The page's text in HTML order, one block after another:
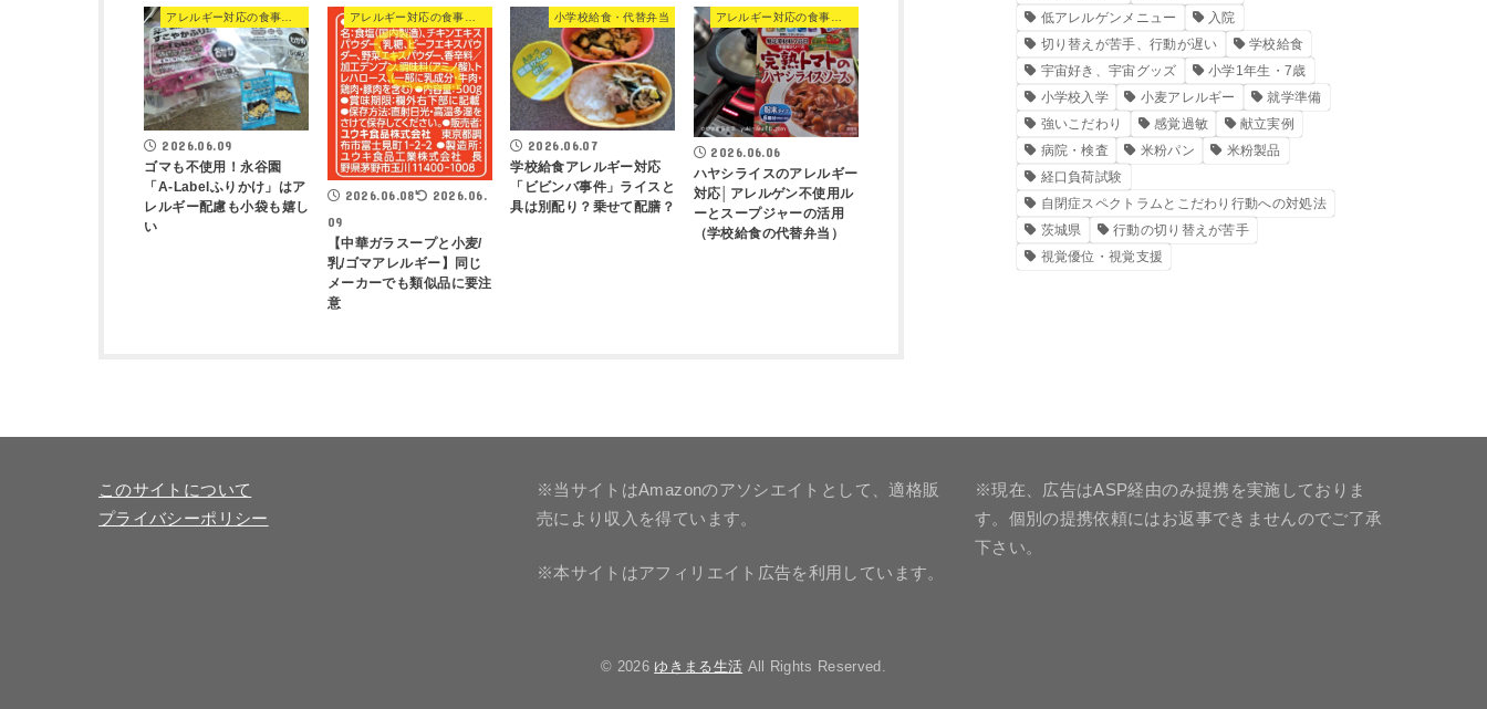
2026.06.09
ゴマも不使用！永谷園
「A-Labelふりかけ」はア
レルギー配慮も小袋も嬉し
い
2026.06.08
2026.06.
09
【中華ガラスープと小麦/
乳/ゴマアレルギー】同じ
メーカーでも類似品に要注
意
小学校給食・代替弁当
2026.06.07
学校給食アレルギー対応
「ビビンバ事件」ライスと
具は別配り？乗せて配膳？
2026.06.06
ハヤシライスのアレルギー
対応│アレルゲン不使用ル
ーとスープジャーの活用
（学校給食の代替弁当）
低アレルゲンメニュー
入院
切り替えが苦手、行動が遅い
学校給食
宇宙好き、宇宙グッズ
小学1年生・7歳
小学校入学
小麦アレルギー
就学準備
強いこだわり
感覚過敏
献立実例
病院・検査
米粉パン
米粉製品
経口負荷試験
自閉症スペクトラムとこだわり行動への対処法
茨城県
行動の切り替えが苦手
視覚優位・視覚支援
このサイトについて
プライバシーポリシー
※当サイトはAmazonのアソシエイトとして、適格販
売により収入を得ています。
※本サイトはアフィリエイト広告を利用しています。
※現在、広告はASP経由のみ提携を実施しておりま
す。個別の提携依頼にはお返事できませんのでご了承
下さい。
© 2026 ゆきまる生活 All Rights Reserved.